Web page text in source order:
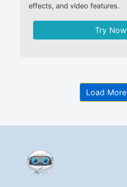
effects, and video features.
Try Now
Load More